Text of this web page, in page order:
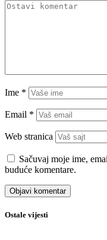
Ime *
Email *
Web stranica
Sačuvaj moje ime,
buduće komentare.
Ostale vijesti